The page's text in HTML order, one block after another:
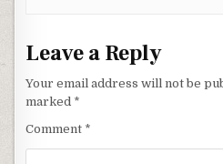
Leave a Reply
Your email address will not be
marked *
Comment *